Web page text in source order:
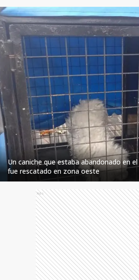
Un caniche que estaba abandonado en
fue rescatado en zona oeste
Ads